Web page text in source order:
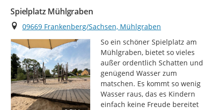
Spielplatz Mühlgraben
Ort
09669 Frankenberg/Sachsen, Mühlgraben
So ein schöner Spielplatz am
Mühlgraben, bietet so vieles
außer ordentlich Schatten und
genügend Wasser zum
matschen. Es kommt so wenig
Wasser raus, das es Kindern
einfach keine Freude bereitet